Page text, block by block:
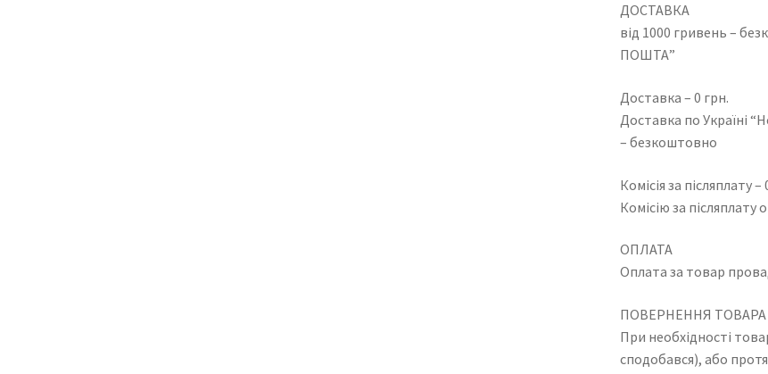
ДОСТАВКА
від 1000 гривень –
ПОШТА”
Доставка – 0 грн.
Доставка по Україні
– безкоштовно
Комісія за післяплату –
Комісію за післяплату
ОПЛАТА
Оплата за товар
ПОВЕРНЕННЯ ТОВАРА
При необхідності
сподобався), або